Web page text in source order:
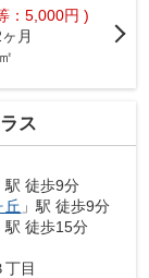
：5,000円 )
月
ス
駅 徒歩9分
丘 」駅 徒歩9分
駅 徒歩15分
丁目